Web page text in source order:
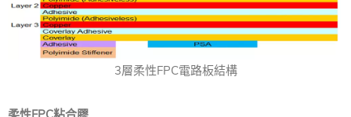
3層柔性FPC電路板結構